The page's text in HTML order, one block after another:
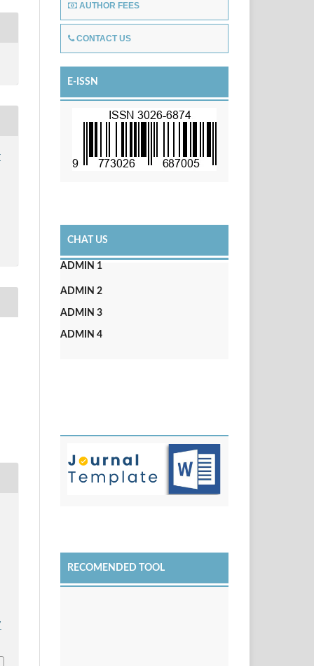
AUTHOR FEES
CONTACT US
E-ISSN
CHAT US
ADMIN 1
ADMIN 2
ADMIN 3
ADMIN 4
RECOMENDED TOOL